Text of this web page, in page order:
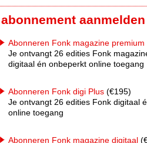
abonnement aanmelden
Abonneren Fonk magazine premium
Je ontvangt 26 edities Fonk
digitaal én onbeperkt online toegang
Abonneren Fonk digi Plus (€195)
Je ontvangt 26 edities Fonk digitaal
online toegang
Abonneren Fonk magazine digitaal